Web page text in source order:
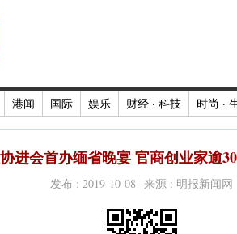
港闻 国际 娱乐 财经 · 科技 时尚 ·
进会首办缅省晚宴 官商创业家逾
发布 : 2019-10-08 来源 : 明报新闻网